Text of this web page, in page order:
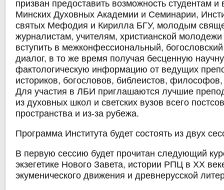
призван предоставить возможность студентам и
Минских Духовных Академии и Семинарии,
святых Мефодия и Кирилла БГУ, молодым
журналистам, учителям, христианской молодежи
вступить в межконфессиональный,
диалог, в то же время получая бесценную
фактологическую информацию от ведущих
историков, богословов, библеистов, философов,
Для участия в ЛБИ приглашаются лучшие
из духовных школ и светских вузов всего
пространства и из-за рубежа.
Программа Института будет состоять из двух
В первую сессию будет прочитан следующий
экзегетике Нового Завета, истории РПЦ в ХХ
экуменического движения и древнерусской